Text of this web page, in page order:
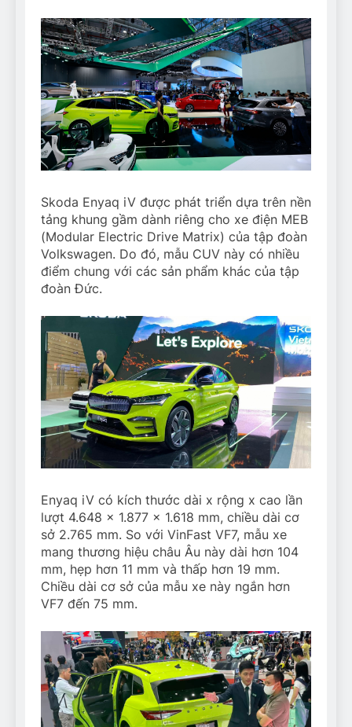
Skoda Enyaq iV được phát triển dựa trên nền
tảng khung gầm dành riêng cho xe điện MEB
(Modular Electric Drive Matrix) của tập đoàn
Volkswagen. Do đó, mẫu CUV này có nhiều
điểm chung với các sản phẩm khác của tập
đoàn Đức.
Enyaq iV có kích thước dài x rộng x cao lần
lượt 4.648 x 1.877 x 1.618 mm, chiều dài cơ
sở 2.765 mm. So với VinFast VF7, mẫu xe
mang thương hiệu châu Âu này dài hơn 104
mm, hẹp hơn 11 mm và thấp hơn 19 mm.
Chiều dài cơ sở của mẫu xe này ngắn hơn
VF7 đến 75 mm.